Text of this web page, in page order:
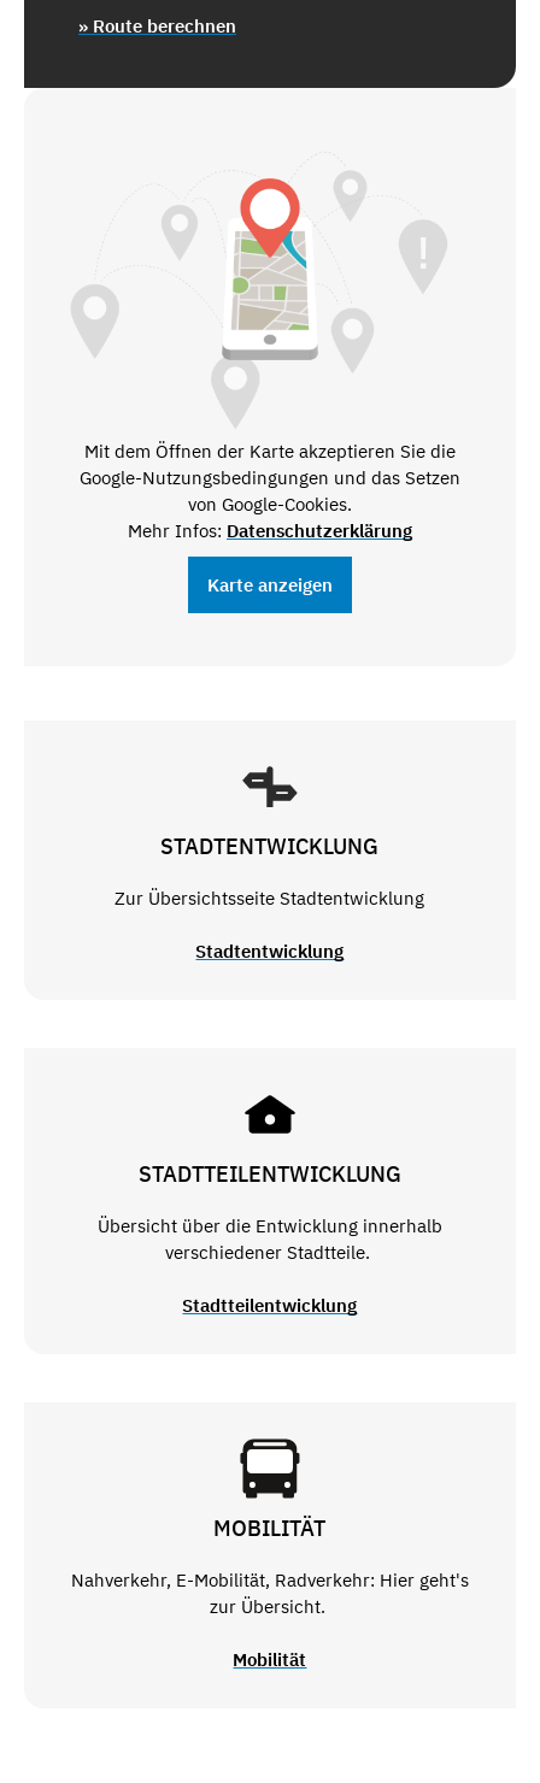
» Route berechnen
Mit dem Öffnen der Karte akzeptieren Sie die
Google-Nutzungsbedingungen und das Setzen
von Google-Cookies.
Mehr Infos: Datenschutzerklärung
Karte anzeigen
STADTENTWICKLUNG
Zur Übersichtsseite Stadtentwicklung
Stadtentwicklung
STADTTEILENTWICKLUNG
Übersicht über die Entwicklung innerhalb
verschiedener Stadtteile.
Stadtteilentwicklung
MOBILITÄT
Nahverkehr, E-Mobilität, Radverkehr: Hier geht's
zur Übersicht.
Mobilität